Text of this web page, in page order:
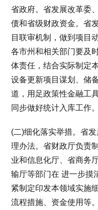
省政府。省发展改革委
债和省级财政资金。省
目联审机制，做到项目
各市州和相关部门要及
体责任，结合实际制定
设备更新项目谋划、储
道，用足政策性金融工
同步做好统计入库工作。
(二)细化落实举措。省
理办法。省财政厅负责
业和信息化厅、省商务
输厅等部门在 进一步摸
紧制定印发本领域实施
流程措施、资金使用等